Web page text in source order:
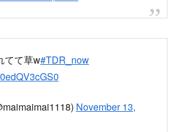
て草w